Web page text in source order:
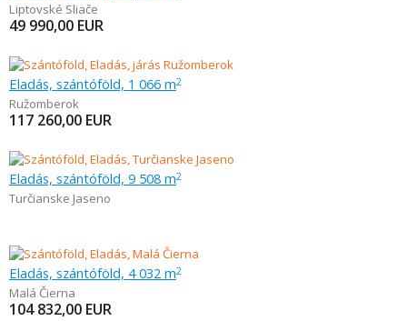
Liptovské Sliače
49 990,00 EUR
Eladás, szántóföld, 1 066 m2
Ružomberok
117 260,00 EUR
Eladás, szántóföld, 9 508 m2
Turčianske Jaseno
Eladás, szántóföld, 4 032 m2
Malá Čierna
104 832,00 EUR